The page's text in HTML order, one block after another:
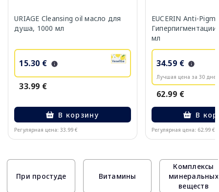
URIAGE Cleansing oil масло для
душа, 1000 мл
15.30 €
33.99 €
В корзину
Регулярная цена: 33.99 €
EUCERIN Anti-
мл
34.59 €
Лучшая цена за 30
62.99 €
В
Регулярная цена: 62.99 €
При простуде Витамины
Комплексы
минеральных
веществ